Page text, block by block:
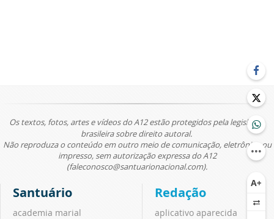
Os textos, fotos, artes e vídeos do A12 estão protegidos pela legislação
brasileira sobre direito autoral.
Não reproduza o conteúdo em outro meio de comunicação, eletrônico ou
impresso, sem autorização expressa do A12
(faleconosco@santuarionacional.com).
Santuário
academia marial
Redação
aplicativo aparecida